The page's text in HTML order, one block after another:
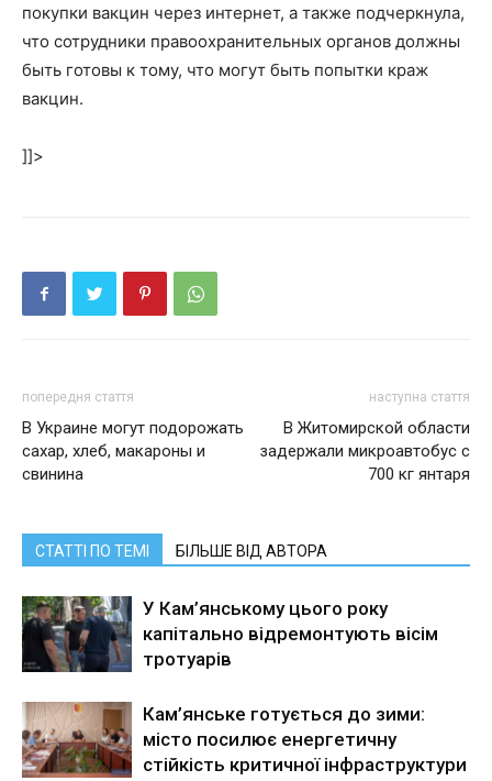
покупки вакцин через интернет, а также подчеркнула,
что сотрудники правоохранительных органов должны
быть готовы к тому, что могут быть попытки краж
вакцин.
]]>
попередня стаття
В Украине могут подорожать
сахар, хлеб, макароны и
свинина
наступна стаття
В Житомирской области
задержали микроавтобус с
700 кг янтаря
СТАТТІ ПО ТЕМІ БІЛЬШЕ ВІД АВТОРА
У Кам’янському цього року
капітально відремонтують вісім
тротуарів
Кам’янське готується до зими:
місто посилює енергетичну
стійкість критичної інфраструктури